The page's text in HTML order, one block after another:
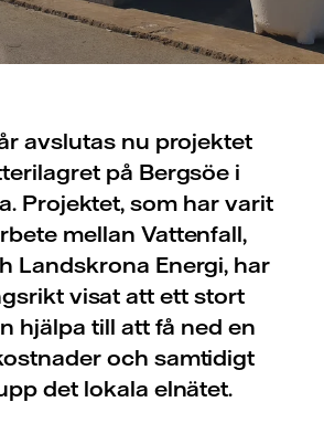
avslutas nu projektet
på Bergsöe i
Projektet, som har varit
mellan Vattenfall,
Landskrona Energi, har
visat att ett stort
hjälpa till att få ned en
och samtidigt
det lokala elnätet.